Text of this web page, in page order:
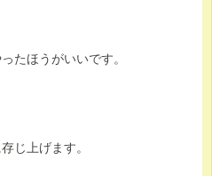
たほうがいいです。
じ上げます。